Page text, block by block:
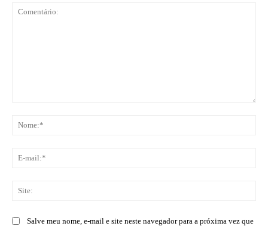
Salve meu nome, e-mail e site neste navegador para a próxima vez que